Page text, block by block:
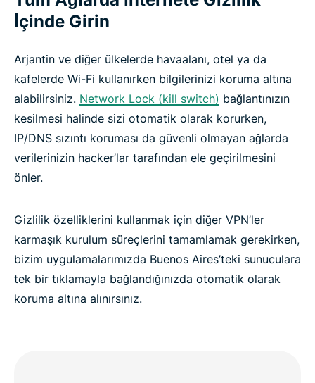
İçinde Girin
Arjantin ve diğer ülkelerde havaalanı, otel ya da
kafelerde Wi-Fi kullanırken bilgilerinizi koruma altına
alabilirsiniz. Network Lock (kill switch) bağlantınızın
kesilmesi halinde sizi otomatik olarak korurken,
IP/DNS sızıntı koruması da güvenli olmayan ağlarda
verilerinizin hacker’lar tarafından ele geçirilmesini
önler.
Gizlilik özelliklerini kullanmak için diğer VPN’ler
karmaşık kurulum süreçlerini tamamlamak gerekirken,
bizim uygulamalarımızda Buenos Aires’teki sunuculara
tek bir tıklamayla bağlandığınızda otomatik olarak
koruma altına alınırsınız.